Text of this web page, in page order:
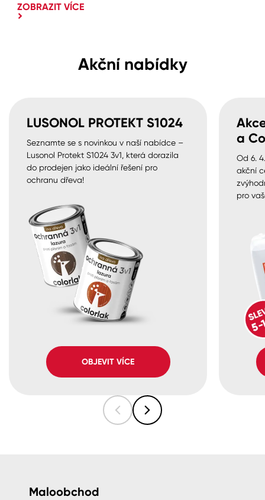
ZOBRAZIT VÍCE
Akční nabídky
LUSONOL PROTEKT S1024
Seznamte se s novinkou v naší nabídce –
Lusonol Protekt S1024 3v1, která dorazila
do prodejen jako ideální řešení pro
ochranu dřeva!
OBJEVIT VÍCE
a
Od 6.
akční
pro
Maloobchod